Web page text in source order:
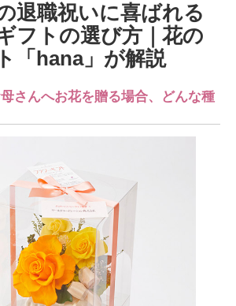
退職祝いに喜ばれる
フトの選び方｜花の
「hana」が解説
さんへお花を贈る場合、どんな種